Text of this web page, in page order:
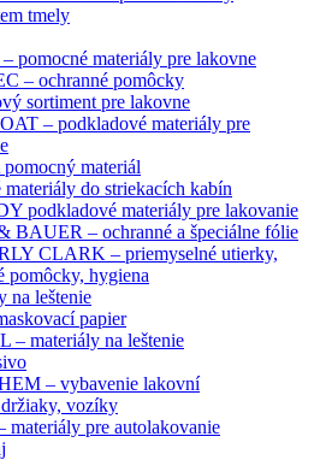
tmely
pomocné materiály pre lakovne
– ochranné pomôcky
sortiment pre lakovne
– podkladové materiály pre
materiál
materiály do striekacích kabín
podkladové materiály pre lakovanie
BAUER – ochranné a špeciálne fólie
CLARK – priemyselné utierky,
pomôcky, hygiena
na leštenie
papier
– materiály na leštenie
– vybavenie lakovní
vozíky
materiály pre autolakovanie